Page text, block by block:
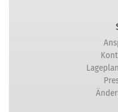
Lageplan